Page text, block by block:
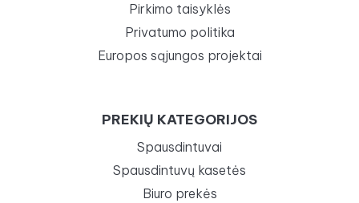
Pirkimo taisyklės
Privatumo politika
Europos sąjungos projektai
PREKIŲ KATEGORIJOS
Spausdintuvai
Spausdintuvų kasetės
Biuro prekės